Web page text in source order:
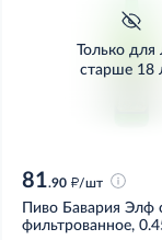
Только для
старше 18
81.90 д/шт
Пиво Бавария Элф
фильтрованное,